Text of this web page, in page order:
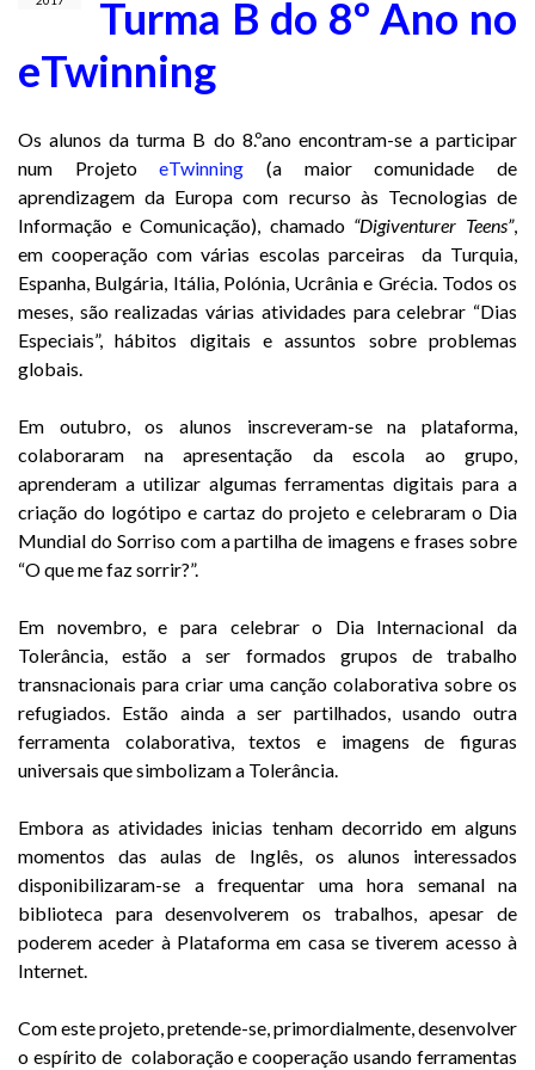
Turma B do 8º Ano no
eTwinning
Os alunos da turma B do 8.ºano encontram-se a participar
num ProjetoeTwinning (a maior comunidade de
aprendizagem da Europa com recurso às Tecnologias de
Informação e Comunicação), chamado “Digiventurer Teens”,
em cooperação com várias escolas parceiras da Turquia,
Espanha, Bulgária, Itália, Polónia, Ucrânia e Grécia. Todos os
meses, são realizadas várias atividades para celebrar “Dias
Especiais”, hábitos digitais e assuntos sobre problemas
globais.
Em outubro, os alunos inscreveram-se na plataforma,
colaboraram na apresentação da escola ao grupo,
aprenderam a utilizar algumas ferramentas digitais para a
criação do logótipo e cartaz do projeto e celebraram o Dia
Mundial do Sorriso com a partilha de imagens e frases sobre
“O que me faz sorrir?”.
Em novembro, e para celebrar o Dia Internacional da
Tolerância, estão a ser formados grupos de trabalho
transnacionais para criar uma canção colaborativa sobre os
refugiados. Estão ainda a ser partilhados, usando outra
ferramenta colaborativa, textos e imagens de figuras
universais que simbolizam a Tolerância.
Embora as atividades inicias tenham decorrido em alguns
momentos das aulas de Inglês, os alunos interessados
disponibilizaram-se a frequentar uma hora semanal na
biblioteca para desenvolverem os trabalhos, apesar de
poderem aceder à Plataforma em casa se tiverem acesso à
Internet.
Com este projeto, pretende-se, primordialmente, desenvolver
o espírito de colaboração e cooperação usando ferramentas